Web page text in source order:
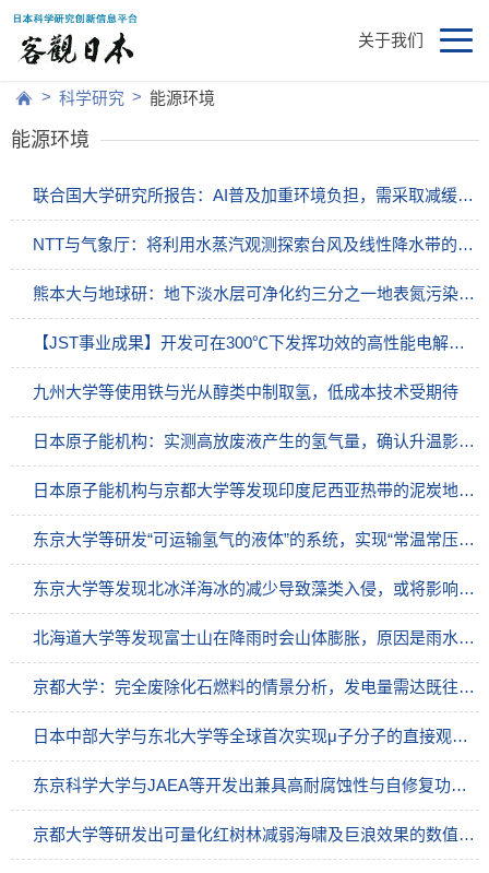
关于我们
> 科学研究 > 能源环境
能源环境
联合国大学研究所报告：AI普及加重环境负担，需采取减缓措施
NTT与气象厅：将利用水蒸汽观测探索台风及线性降水带的发展机制
熊本大与地球研：地下淡水层可净化约三分之一地表氮污染，定量评估自然净化能力
【JST事业成果】开发可在300℃下发挥功效的高性能电解质材料
九州大学等使用铁与光从醇类中制取氢，低成本技术受期待
日本原子能机构：实测高放废液产生的氢气量，确认升温影响“低”
日本原子能机构与京都大学等发现印度尼西亚热带的泥炭地碳库面临崩溃危机
东京大学等研发“可运输氢气的液体”的系统，实现“常温常压运输”的新未来
东京大学等发现北冰洋海冰的减少导致藻类入侵，或将影响氮磷循环
北海道大学等发现富士山在降雨时会山体膨胀，原因是雨水渗入地层缝隙
京都大学：完全废除化石燃料的情景分析，发电量需达既往的1.6～1.8倍
日本中部大学与东北大学等全球首次实现μ子分子的直接观测，向μ子催化核聚变迈进
东京科学大学与JAEA等开发出兼具高耐腐蚀性与自修复功能的新型合金，助力实现加速器驱动型次临界反应堆
京都大学等研发出可量化红树林减弱海啸及巨浪效果的数值模型